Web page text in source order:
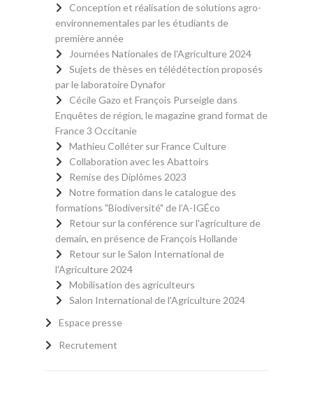
Conception et réalisation de solutions agro-
environnementales par les étudiants de
première année
Journées Nationales de l'Agriculture 2024
Sujets de thèses en télédétection proposés
par le laboratoire Dynafor
Cécile Gazo et François Purseigle dans
Enquêtes de région, le magazine grand format de
France 3 Occitanie
Mathieu Colléter sur France Culture
Collaboration avec les Abattoirs
Remise des Diplômes 2023
Notre formation dans le catalogue des
formations "Biodiversité" de l’A-IGÉco
Retour sur la conférence sur l'agriculture de
demain, en présence de François Hollande
Retour sur le Salon International de
l'Agriculture 2024
Mobilisation des agriculteurs
Salon International de l'Agriculture 2024
Espace presse
Recrutement